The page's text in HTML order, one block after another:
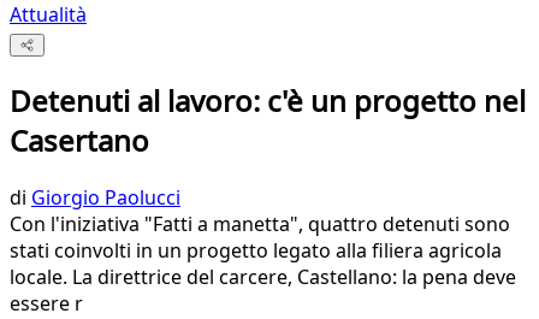
Attualità
Detenuti al lavoro: c'è un progetto nel
Casertano
di Giorgio Paolucci
Con l'iniziativa "Fatti a manetta", quattro detenuti sono
stati coinvolti in un progetto legato alla filiera agricola
locale. La direttrice del carcere, Castellano: la pena deve
essere r